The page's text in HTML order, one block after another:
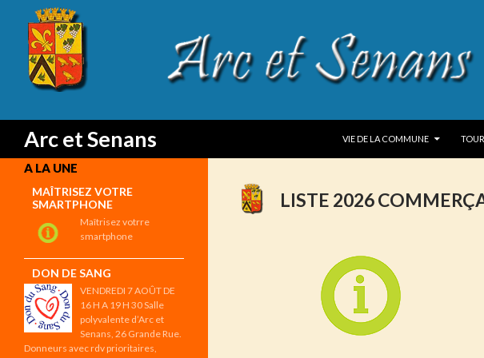
Arc et Senans
Search
VIE DE LA COMMUNE
LISTE 2026
A LA UNE
MAÎTRISEZ VOTRE
SMARTPHONE
Maîtrisez votrre
smartphone
DON DE SANG
VENDREDI 7 AOÛT DE
16 H A 19 H 30 Salle
polyvalente d’Arc et
Senans, 26 Grande Rue.
Donneurs avec rdv prioritaires,